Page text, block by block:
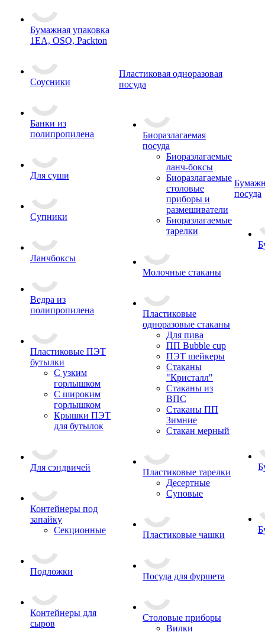
Бумажная упаковка
1ЕА, OSQ, Packton
Соусники
Банки из
полипропилена
Для суши
Супники
Ланчбоксы
Ведра из
полипропилена
Пластиковые ПЭТ
бутылки
С узким
горлышком
С широким
горлышком
Крышки ПЭТ
для бутылок
Для сэндвичей
Контейнеры под
запайку
Секционные
Подложки
Контейнеры для
сыров
Пластиковая одноразовая
посуда
Биоразлагаемая
посуда
Биоразлагаемые
ланч-боксы
Биоразлагаемые
столовые
приборы и
размешиватели
Биоразлагаемые
тарелки
Молочные стаканы
Пластиковые
одноразовые стаканы
Для пива
ПП Bubble cup
ПЭТ шейкеры
Стаканы
"Кристалл"
Стаканы из
ВПС
Стаканы ПП
Зимние
Стакан мерный
Пластиковые тарелки
Десертные
Суповые
Пластиковые чашки
Посуда для фуршета
Столовые приборы
Вилки
посуда